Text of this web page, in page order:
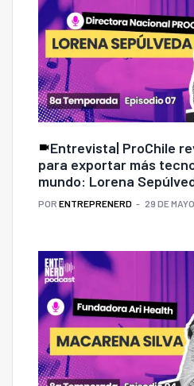
Entrevista| ProChile
para exportar más
mundo: Lorena
POR ENTREPRENERD 29 DE